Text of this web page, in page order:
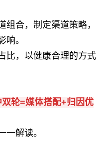
组合，制定渠道策略，
响。
比，以健康合理的方式
轮=媒体搭配+归因优
一解读。